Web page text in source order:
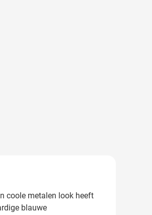
coole metalen look heeft
blauwe